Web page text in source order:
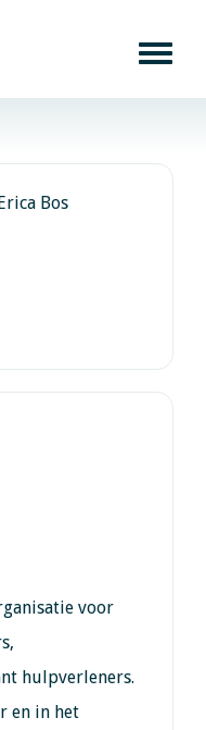
Bos
voor
hulpverleners.
en in het